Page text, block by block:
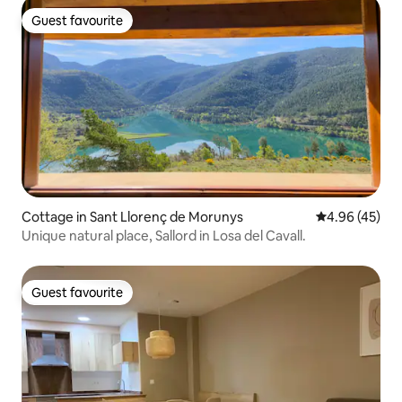
Guest favourite
Guest favourite
Cottage in Sant Llorenç de Morunys 4.96 out of 5
4.96 (45)
Unique natural place, Sallord in Losa del Cavall.
Guest favourite
Guest favourite